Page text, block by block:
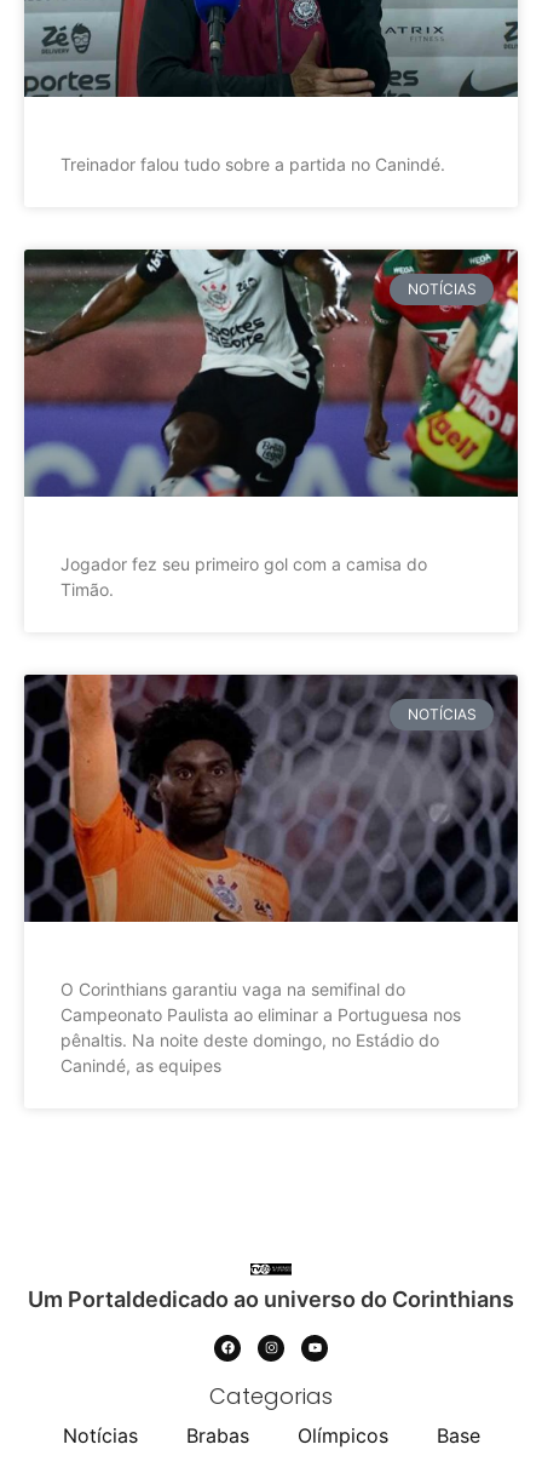
Treinador falou tudo sobre a partida no Canindé.
NOTÍCIAS
Jogador fez seu primeiro gol com a camisa do
Timão.
NOTÍCIAS
O Corinthians garantiu vaga na semifinal do
Campeonato Paulista ao eliminar a Portuguesa nos
pênaltis. Na noite deste domingo, no Estádio do
Canindé, as equipes
Um Portaldedicado ao universo do Corinthians
Categorias
Notícias Brabas Olímpicos Base